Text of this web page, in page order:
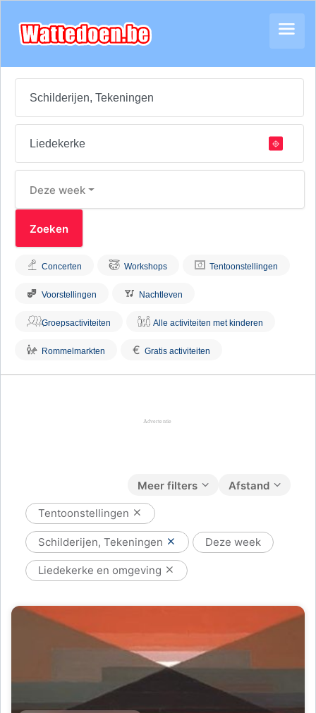
Deze week
Concerten Workshops Tentoonstellingen
Voorstellingen Nachtleven
Groepsactiviteiten Alle activiteiten met kinderen
Rommelmarkten € Gratis activiteiten
Afstand
Meer filters
Tentoonstellingen
Schilderijen, Tekeningen Deze week
Liedekerke en omgeving